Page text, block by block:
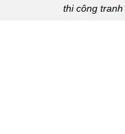
thi công tranh